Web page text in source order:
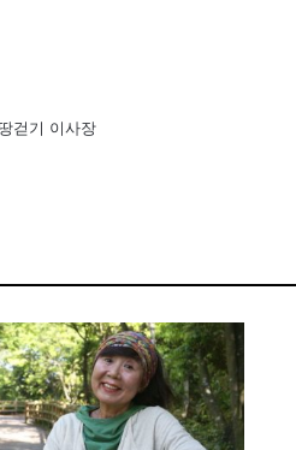
걷기 이사장